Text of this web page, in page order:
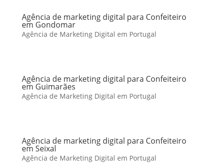
Agência de marketing digital para Confeiteiro
em Gondomar
Agência de Marketing Digital em Portugal
Agência de marketing digital para Confeiteiro
em Guimarães
Agência de Marketing Digital em Portugal
Agência de marketing digital para Confeiteiro
em Seixal
Agência de Marketing Digital em Portugal